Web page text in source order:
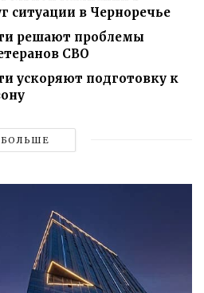
ситуации в Черноречье
решают проблемы
СВО
ускоряют подготовку к
БОЛЬШЕ